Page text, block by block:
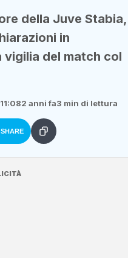
della Juve Stabia,
in
del match col
2 anni fa3 min di lettura
SHARE